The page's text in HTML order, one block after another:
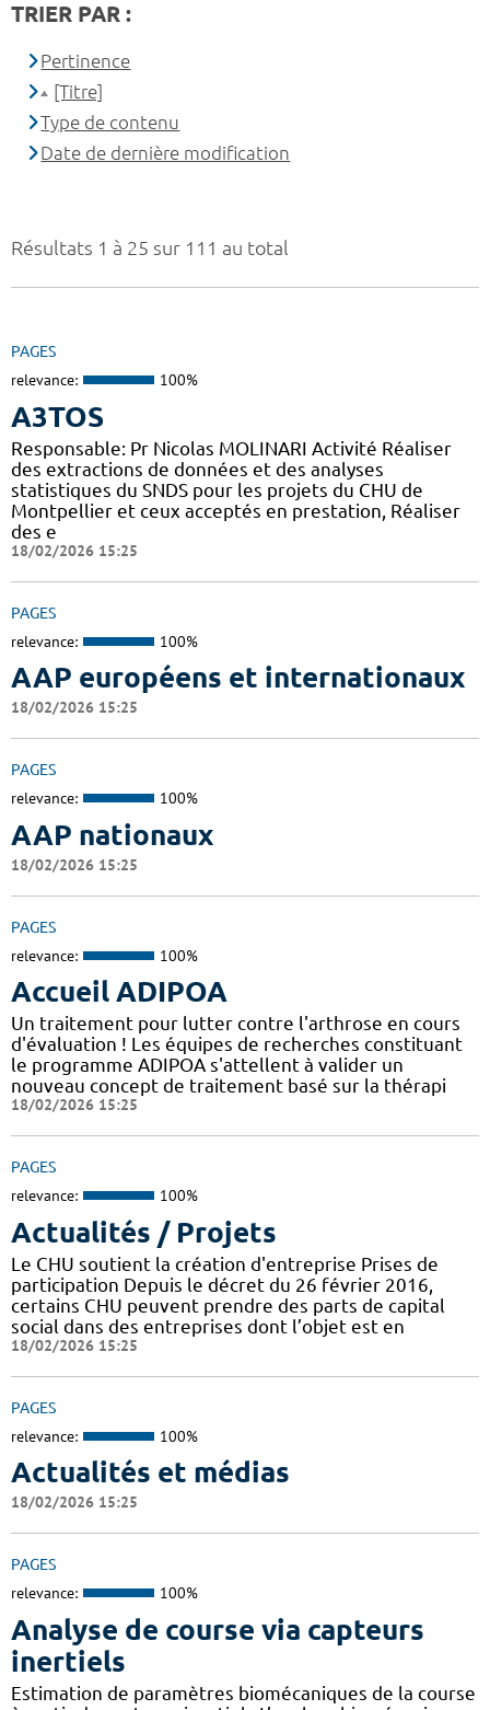
Résultats 1 à 25 sur 111 au total
PAGES
relevance: 100%
A3TOS
Responsable: Pr Nicolas MOLINARI Activité Réaliser
des extractions de données et des analyses
statistiques du SNDS pour les projets du CHU de
Montpellier et ceux acceptés en prestation, Réaliser
des e
18/02/2026 15:25
PAGES
relevance: 100%
AAP européens et internationaux
18/02/2026 15:25
PAGES
relevance: 100%
AAP nationaux
18/02/2026 15:25
PAGES
relevance: 100%
Accueil ADIPOA
Un traitement pour lutter contre l'arthrose en cours
d'évaluation ! Les équipes de recherches constituant
le programme ADIPOA s'attellent à valider un
nouveau concept de traitement basé sur la thérapi
18/02/2026 15:25
PAGES
relevance: 100%
Actualités / Projets
Le CHU soutient la création d'entreprise Prises de
participation Depuis le décret du 26 février 2016,
certains CHU peuvent prendre des parts de capital
social dans des entreprises dont l’objet est en
18/02/2026 15:25
PAGES
relevance: 100%
Actualités et médias
18/02/2026 15:25
PAGES
relevance: 100%
Analyse de course via capteurs
inertiels
Estimation de paramètres biomécaniques de la course
TRIER PAR :
Pertinence
[Titre]
Type de contenu
Date de dernière modification